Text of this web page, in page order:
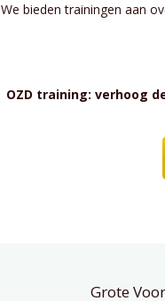
We bieden trainingen aan
OZD training: verhoog
Grote